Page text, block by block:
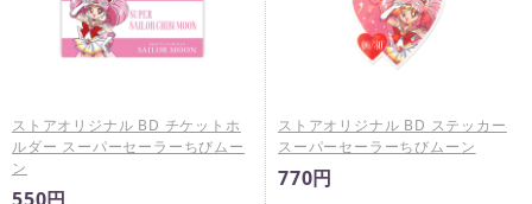
ストアオリジナル BD チケットホ
ルダー スーパーセーラーちびムー
ン
ストアオリジナル BD ステッカー
スーパーセーラーちびムーン
770円